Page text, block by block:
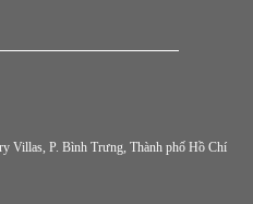
Villas, P. Bình Trưng, Thành phố Hồ Chí